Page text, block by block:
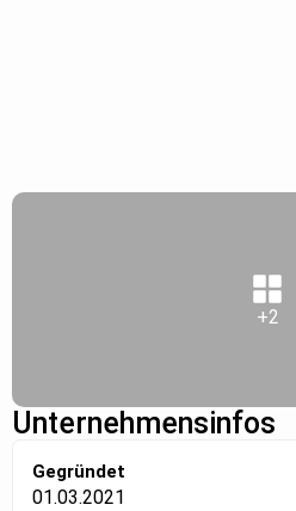
+2
Unternehmensinfos
Gegründet
01.03.2021